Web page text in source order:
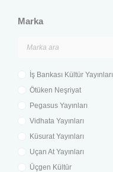
Marka
İş Bankası Kültür Yayınları
Ötüken Neşriyat
Pegasus Yayınları
Vidhata Yayınları
Küsurat Yayınları
Uçan At Yayınları
Üçgen Kültür